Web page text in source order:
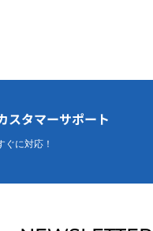
スタマーサポート
ぐに対応！